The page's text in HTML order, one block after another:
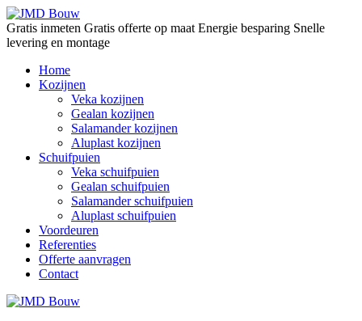
Gratis inmeten Gratis offerte op maat Energie besparing Snelle
levering en montage
Home
Kozijnen
Veka kozijnen
Gealan kozijnen
Salamander kozijnen
Aluplast kozijnen
Schuifpuien
Veka schuifpuien
Gealan schuifpuien
Salamander schuifpuien
Aluplast schuifpuien
Voordeuren
Referenties
Offerte aanvragen
Contact